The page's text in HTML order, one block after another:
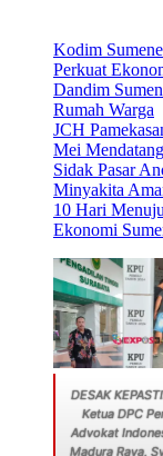
Kodim
Perkuat
Dandim
Rumah Warga
JCH
Mei Mendatang
Sidak Pasar
Minyakita
10 Hari
Ekonomi
DESAK
Ketua DPC
Advokat
Madura Raya,